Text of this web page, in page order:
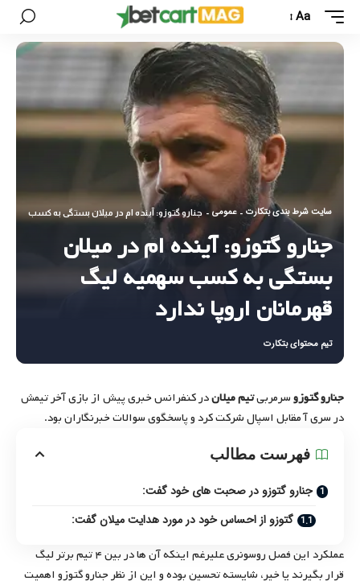
Aa
سایت شرط بندی بتکارت - عمومی - جنارو گتوزو: آینده ام در میلان بستگی به کسب سهمیه
جنارو گتوزو: آینده ام در میلان
بستگی به کسب سهمیه لیگ
قهرمانان اروپا ندارد
تیم محتوای بتکارت
جنارو گتوزوسرمربیتیم میلاندر کنفرانس خبری پیش از بازی آخر تیمش
در سری آ مقابل اسپال شرکت کرد و پاسخگوی سوالات خبرنگاران بود.
فهرست مطالب
جنارو گتوزو در صحبت های خود گفت:
گتوزو از احساس خود در مورد هدایت میلان گفت:
عملکرد این فصل روسونری علیرغم اینکه آن ها در بین ۴ تیم برتر لیگ
قرار بگیرند یا خیر، شایسته تحسین بوده و این از نظر جنارو گتوزو اهمیت